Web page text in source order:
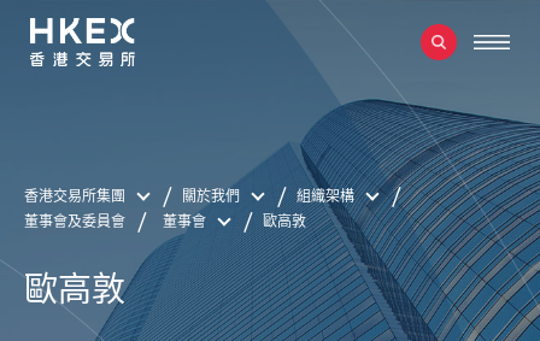
香港交易所集團 關於我們
組織架構
董事會及委員會
董事會 歐高敦
歐高敦